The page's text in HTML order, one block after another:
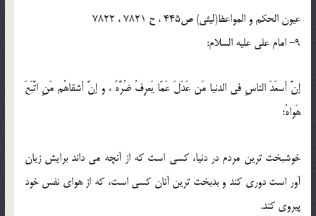
عیون الحکم و المواعظ(لیثی) ص445 ، ح 7821 ، 7822
9- امام على عليه السلام:
إنَّ أسعَدَ الناسِ في الدنيا مَن عَدَلَ عَمّا يَعرِفُ ضُرَّهُ ، و إنَّ أشقاهُم مَنِ اتَّبَعَ
هَواهُ؛
خوشبخت ترين مردم در دنيا، كسى است كه از آنچه مى داند برايش زيان
آور است دورى كند و بدبخت ترين آنان كسى است، كه از هواى نفس خود
پيروى كند.